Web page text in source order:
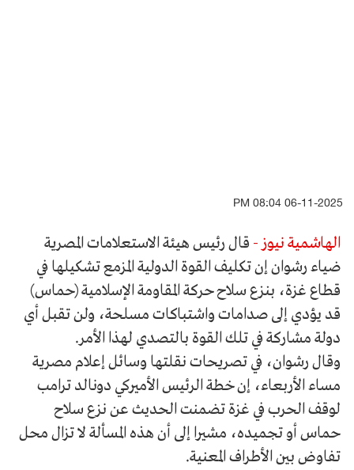
06-11-2025 08:04 PM
الهاشمية نيوز - قال رئيس هيئة الاستعلامات المصرية
ضياء رشوان إن تكليف القوة الدولية المزمع تشكيلها في
قطاع غزة، بنزع سلاح حركة المقاومة الإسلامية (حماس)
قد يؤدي إلى صدامات واشتباكات مسلحة، ولن تقبل أي
دولة مشاركة في تلك القوة بالتصدي لهذا الأمر.
وقال رشوان، في تصريحات نقلتها وسائل إعلام مصرية
مساء الأربعاء، إن خطة الرئيس الأميركي دونالد ترامب
لوقف الحرب في غزة تضمنت الحديث عن نزع سلاح
حماس أو تجميده، مشيرا إلى أن هذه المسألة لا تزال محل
تفاوض بين الأطراف المعنية.